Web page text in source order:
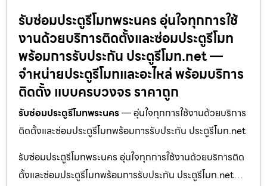
รับซ่อมประตูรีโมทพระนคร อุ่นใจทุกการใช้
งานด้วยบริการติดตั้งและซ่อมประตูรีโมท
พร้อมการรับประกัน ประตูรีโมท.net —
จำหน่ายประตูรีโมทและอะไหล่ พร้อมบริการ
ติดตั้ง แบบครบวงจร ราคาถูก
รับซ่อมประตูรีโมทพระนคร— อุ่นใจทุกการใช้งานด้วยบริการ
ติดตั้งและซ่อมประตูรีโมทพร้อมการรับประกัน ประตูรีโมท.net
รับซ่อมประตูรีโมทพระนคร อุ่นใจทุกการใช้งานด้วยบริการติด
ตั้งและซ่อมประตูรีโมทพร้อมการรับประกัน ประตูรีโมท.net…